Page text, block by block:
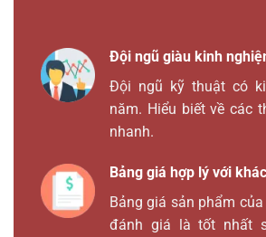
Đội ngũ giàu kinh
Đội ngũ kỹ thuật có
năm. Hiểu biết về các
nhanh.
Bảng giá hợp lý với
Bảng giá sản phẩm
đánh giá là tốt nhất